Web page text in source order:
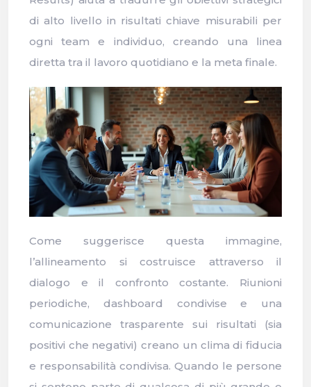
di alto livello in risultati chiave misurabili per
ogni team e individuo, creando una linea
diretta tra il lavoro quotidiano e la meta finale.
Come suggerisce questa immagine,
l’allineamento si costruisce attraverso il
dialogo e il confronto costante. Riunioni
periodiche, dashboard condivise e una
comunicazione trasparente sui risultati (sia
positivi che negativi) creano un clima di fiducia
e responsabilità condivisa. Quando le persone